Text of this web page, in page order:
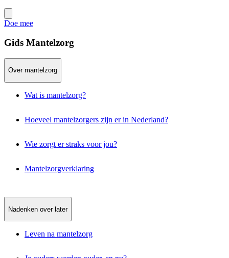
Doe mee
Gids Mantelzorg
Over mantelzorg
Wat is mantelzorg?
Hoeveel mantelzorgers zijn er in Nederland?
Wie zorgt er straks voor jou?
Mantelzorgverklaring
Nadenken over later
Leven na mantelzorg